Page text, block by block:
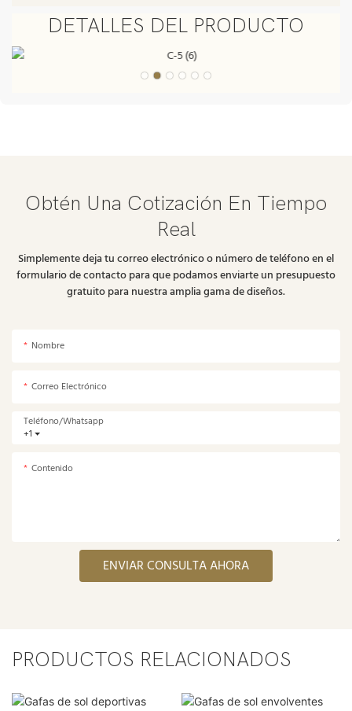
DETALLES DEL PRODUCTO
Obtén Una Cotización En Tiempo
Real
Simplemente deja tu correo electrónico o número de teléfono en el
formulario de contacto para que podamos enviarte un presupuesto
gratuito para nuestra amplia gama de diseños.
Nombre
Correo Electrónico
+1
Teléfono/whatsapp
Contenido
ENVIAR CONSULTA AHORA
PRODUCTOS RELACIONADOS